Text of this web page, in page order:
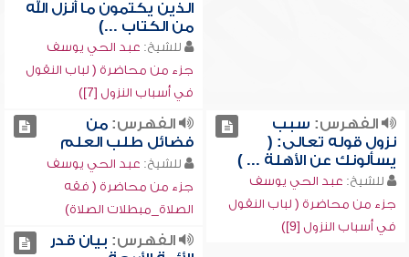
الذين يكتمون ما أنزل الله
من الكتاب ...)
للشيخ: عبد الحي يوسف
جزء من محاضرة ( لباب النقول
في أسباب النزول [7])
الفهرس: سبب
نزول قوله تعالى: (
يسألونك عن الأهلة ... )
للشيخ: عبد الحي يوسف
جزء من محاضرة ( لباب النقول
في أسباب النزول [9])
الفهرس:من
فضائل طلب العلم
للشيخ: عبد الحي يوسف
جزء من محاضرة ( فقه
الصلاة_مبطلات الصلاة)
الفهرس: بيان قدر